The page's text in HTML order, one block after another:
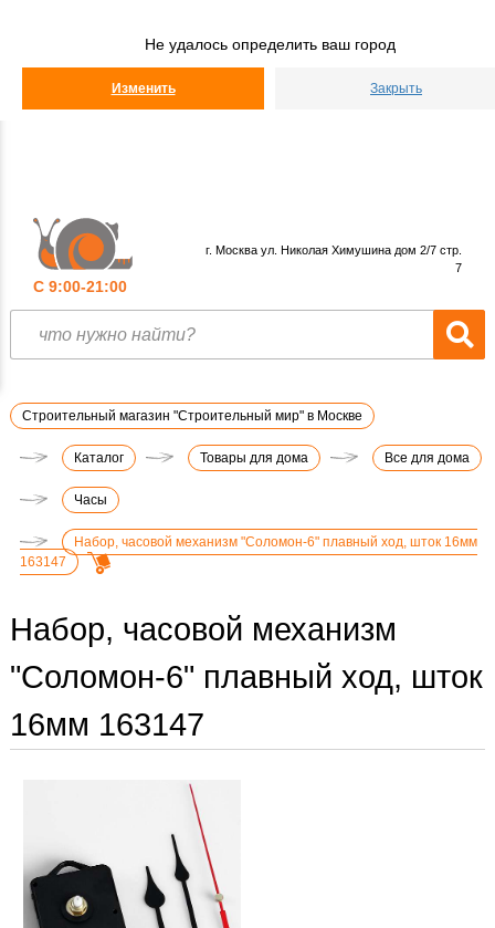
Не удалось определить ваш город
Изменить Закрыть
С 9:00-21:00
г. Москва ул. Николая Химушина дом 2/7 стр.
7
Строительный магазин "Строительный мир" в Москве
Каталог Товары для дома Все для дома
Часы
Набор, часовой механизм "Соломон-6" плавный ход, шток 16мм
163147
Набор, часовой механизм
"Соломон-6" плавный ход, шток
16мм 163147